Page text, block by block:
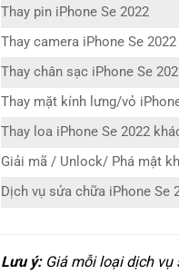
Thay pin iPhone Se 2022
Thay camera iPhone Se 2022
Thay chân sạc iPhone Se
Thay mặt kính lưng/vỏ
Thay loa iPhone Se 2022
Giải mã / Unlock/ Phá mật
Dịch vụ sửa chữa iPhone Se
Lưu ý:Giá mỗi loại dịch vụ